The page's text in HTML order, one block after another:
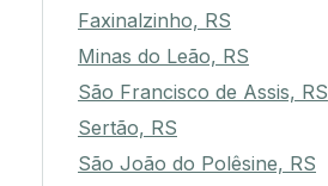
Faxinalzinho, RS
Minas do Leão, RS
São Francisco de Assis, RS
Sertão, RS
São João do Polêsine, RS